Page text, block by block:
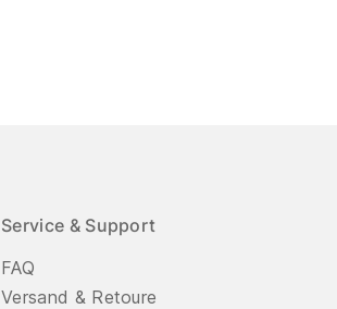
Service & Support
FAQ
Versand & Retoure